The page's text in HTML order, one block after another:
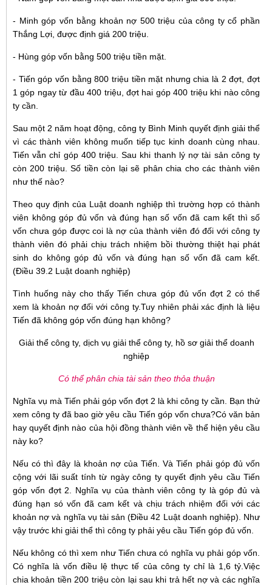
- Minh góp vốn bằng khoản nợ 500 triệu của công ty cổ phần
Thắng Lợi, được định giá 200 triệu.
- Hùng góp vốn bằng 500 triệu tiền mặt.
- Tiến góp vốn bằng 800 triệu tiền mặt nhưng chia là 2 đợt, đợt
1 góp ngay từ đầu 400 triệu, đợt hai góp 400 triệu khi nào công
ty cần.
Sau một 2 năm hoạt động, công ty Bình Minh quyết định giải thể
vì các thành viên không muốn tiếp tục kinh doanh cùng nhau.
Tiến vẫn chỉ góp 400 triệu. Sau khi thanh lý nợ tài sản công ty
còn 200 triệu. Số tiền còn lại sẽ phân chia cho các thành viên
như thế nào?
Theo quy định của Luật doanh nghiệp thì trường hợp có thành
viên không góp đủ vốn và đúng hạn số vốn đã cam kết thì số
vốn chưa góp được coi là nợ của thành viên đó đối với công ty
thành viên đó phải chịu trách nhiệm bồi thường thiệt hại phát
sinh do không góp đủ vốn và đúng hạn số vốn đã cam kết.
(Điều 39.2 Luật doanh nghiệp)
Tình huống này cho thấy Tiến chưa góp đủ vốn đợt 2 có thể
xem là khoản nợ đối với công ty.Tuy nhiên phải xác định là liệu
Tiến đã không góp vốn đúng hạn không?
Giải thể công ty, dịch vụ giải thể công ty, hồ sơ giải thể doanh
nghiệp
Có thể phân chia tài sản theo thỏa thuận
Nghĩa vụ mà Tiến phải góp vốn đợt 2 là khi công ty cần. Bạn thử
xem công ty đã bao giờ yêu cầu Tiến góp vốn chưa?Có văn bản
hay quyết định nào của hội đồng thành viên về thể hiện yêu cầu
này ko?
Nếu có thì đây là khoản nợ của Tiến. Và Tiến phải góp đủ vốn
cộng với lãi suất tính từ ngày công ty quyết định yêu cầu Tiến
góp vốn đợt 2. Nghĩa vụ của thành viên công ty là góp đủ và
đúng hạn só vốn đã cam kết và chịu trách nhiệm đối với các
khoản nợ và nghĩa vụ tài sản (Điều 42 Luật doanh nghiệp). Như
vậy trước khi giải thể thì công ty phải yêu cầu Tiến góp đủ vốn.
Nếu không có thì xem như Tiến chưa có nghĩa vụ phải góp vốn.
Có nghĩa là vốn điều lệ thực tế của công ty chỉ là 1,6 tỷ.Việc
chia khoản tiền 200 triệu còn lại sau khi trả hết nợ và các nghĩa